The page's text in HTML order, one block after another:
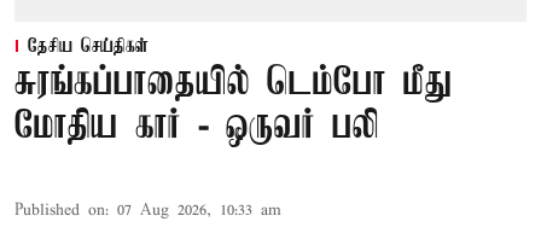
தேசிய செய்திகள்
சுரங்கப்பாதையில் டெம்போ மீது
மோதிய கார் - ஒருவர் பலி
Published on: 07 Aug 2026, 10:33 am